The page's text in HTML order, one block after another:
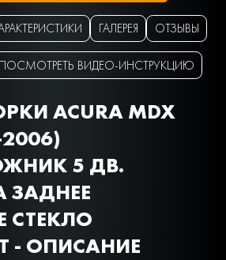
ГАЛЕРЕЯ ОТЗЫВЫ
ПОСМОТРЕТЬ ВИДЕО-ИНСТРУКЦИЮ
ACURA MDX
5 ДВ.
ЗАДНЕЕ
СТЕКЛО
- ОПИСАНИЕ